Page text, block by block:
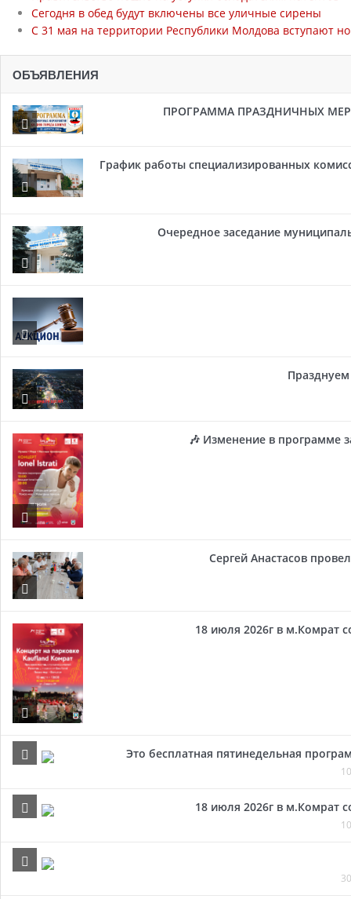
Сегодня в обед будут включены все уличные сирены
С 31 мая на территории Республики Молдова вступают
ОБЪЯВЛЕНИЯ
ПРОГРАММА ПРАЗДНИЧНЫХ
График работы специализированных
Очередное заседание
Празднуем
🎶 Изменение в программе
Сергей Анастасов
18 июля 2026г в м.Комрат
Это бесплатная пятинедельная
18 июля 2026г в м.Комрат